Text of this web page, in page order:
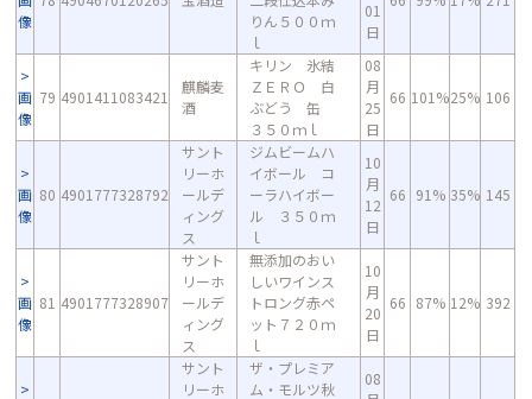
像
りん５００ｍ
ｌ
01
日
画
像
79 4901411083421
麒麟麦
酒
キリン 氷結
ＺＥＲＯ 白
ぶどう 缶
３５０ｍｌ
08
月
25
日
66 101%25% 106
画
像
80 4901777328792
サント
リーホ
ールデ
ィング
ス
ジムビームハ
イボール コ
ーラハイボー
ル ３５０ｍ
ｌ
10
月
12
日
66 91% 35% 145
画
像
81 4901777328907
サント
リーホ
ールデ
ィング
ス
無添加のおい
しいワインス
トロング赤ペ
ット７２０ｍ
ｌ
10
月
20
日
66 87% 12% 392
サント
リーホ
ザ・プレミア
ム・モルツ秋
08